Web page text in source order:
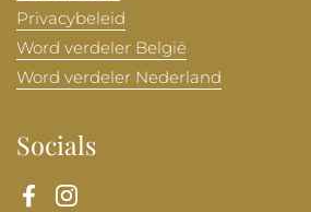
Privacybeleid
Word verdeler België
Word verdeler Nederland
Socials
FacebookInstagram